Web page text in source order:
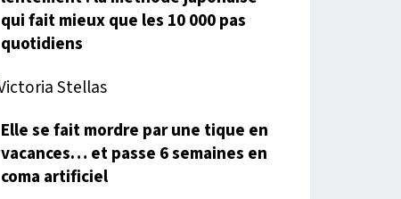
qui fait mieux que les 10 000 pas
quotidiens
Elle se fait mordre par une tique en
vacances… et passe 6 semaines en
coma artificiel